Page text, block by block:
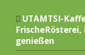
UTAMTSI-
genießen